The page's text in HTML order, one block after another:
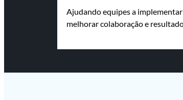
Ajudando equipes a
melhorar colaboração e